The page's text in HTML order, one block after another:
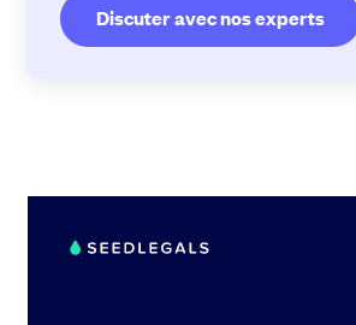
Discuter avec nos experts